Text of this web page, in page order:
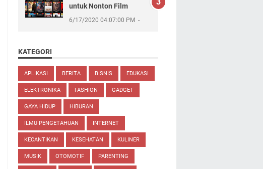
untuk Nonton Film
6/17/2020 04:07:00 PM
KATEGORI
APLIKASI BERITA BISNIS EDUKASI
ELEKTRONIKA FASHION GADGET
GAYA HIDUP HIBURAN
ILMU PENGETAHUAN INTERNET
KECANTIKAN KESEHATAN KULINER
MUSIK OTOMOTIF PARENTING